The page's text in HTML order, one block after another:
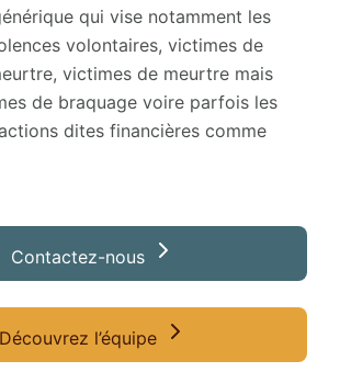
qui vise notamment les
volontaires, victimes de
victimes de meurtre mais
de braquage voire parfois les
dites financières comme
Contactez-nous
Découvrez l’équipe